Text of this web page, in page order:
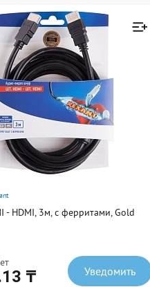
10
Товар добавлен к
сравнению
Перейти
- HDMI, 3м, с ферритами, Gold
₸ Уведомить